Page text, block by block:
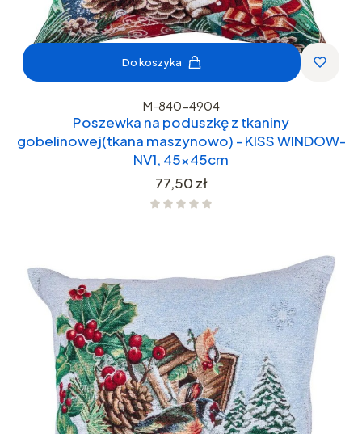
Do koszyka
M-840-4904
Poszewka na poduszkę z tkaniny
gobelinowej(tkana maszynowo) - KISS WINDOW-
NV1, 45x45cm
Cena
77,50 zł